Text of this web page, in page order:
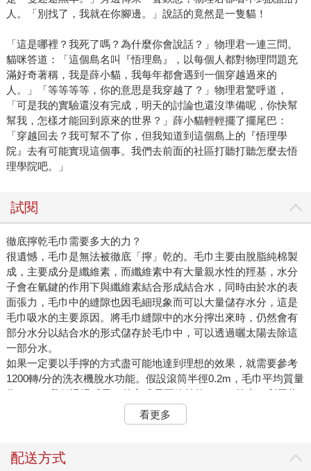
人。「別找了，我就在你腳邊。」說話的竟然是一隻貓！
「這是哪裡？我死了嗎？為什麼你會說話？」物理君一連三問。
貓咪答道：「這個島名叫『悟理島』，以每個人都對物理問題充
滿好奇著稱，我是薛小貓，我每年都會遇到一個穿越過來的
人。」「等等等等，你的意思是我穿越了？」物理君驚呼道，
「可是我的實驗還沒有完成，明天的討論也還沒準備呢，你快幫
幫我，怎樣才能回到原來的世界？」薛小貓輕輕擺了擺尾巴：
「穿越回去？我可幫不了你，但我知道到這個島上的『悟理學
院』去有可能實現這個事。我們去前面的社區打聽打聽怎麼去悟
理學院吧。」
試閱
徹底擰乾毛巾需要多大的力？
很遺憾，毛巾是無法被徹底「擰」乾的。毛巾主要由脫脂純棉製
成，主要成分是纖維素，而纖維素中有大量親水性的羥基，水分
子會在氫鍵的作用下與纖維素結合形成結合水，同時由於水的表
面張力，毛巾中的縫隙也因毛細現象而可以大量儲存水分，這是
毛巾吸水的主要原因。將毛巾縫隙中的水分擰出來時，仍然會有
部分水分以結合水的形式儲存於毛巾中，可以透過曬太陽去除這
一部分水。
如果一定要以手擰的方式盡可能地達到理想的效果，就需要參考
1200轉/分的洗衣機脫水功能。假設滾筒半徑0.2m，毛巾平均質量
為500g，我們透過「甩」的方式需要維持約1579N的力，利用此
力大約可以舉起161kg的物體（接近69kg級抓舉舉重的世界紀錄
水準……）。而且，這是「甩」不是「擰」，「甩」的時候，因
巾，「擰」並不會直接作用到水分上，此時水仍可以透過黏滯力
看更多
配送方式